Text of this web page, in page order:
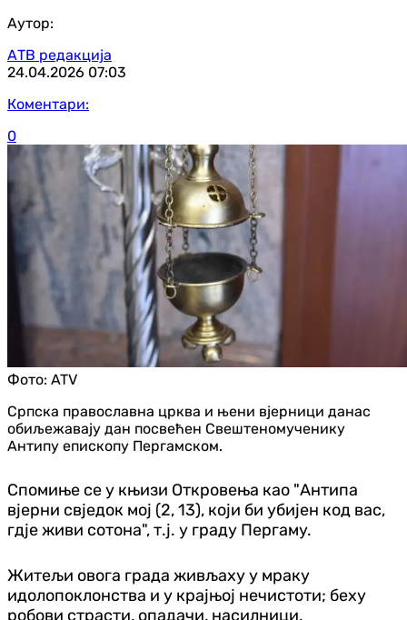
Аутор:
АТВ редакција
24.04.2026 07:03
Коментари:
0
Фото: ATV
Српска православна црква и њени вjерници данас
обиљежавају дан посвећен Свештеномученику
Антипу епископу Пергамском.
Спомиње се у књизи Откровења као "Антипа
вјерни свједок мој (2, 13), који би убијен код вас,
гдје живи сотона", т.ј. у граду Пергаму.
Житељи овога града живљаху у мраку
идолопоклонства и у крајњој нечистоти; беху
робови страсти, опадачи, насилници,